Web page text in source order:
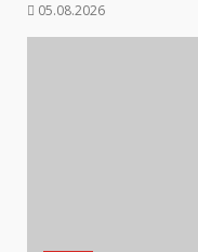
05.08.2026